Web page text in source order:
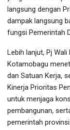
langsung dengan
dampak langsung
fungsi Pemerintah
Lebih lanjut, Pj
Kotamobagu
dan Satuan Kerja,
Kinerja Prioritas
untuk menjaga
pembangunan,
pemerintah